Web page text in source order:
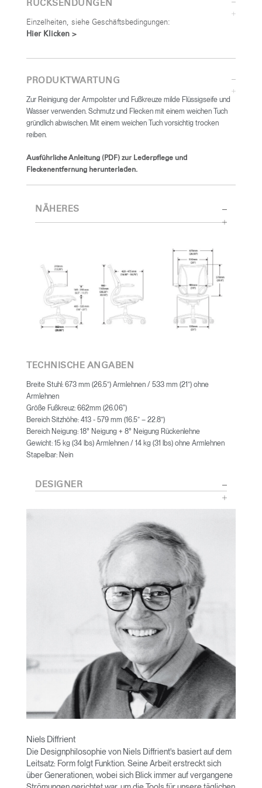
RÜCKSENDUNGEN
Einzelheiten, siehe Geschäftsbedingungen:
Hier Klicken >
PRODUKTWARTUNG
Zur Reinigung der Armpolster und Fußkreuze milde Flüssigseife und
Wasser verwenden. Schmutz und Flecken mit einem weichen Tuch
gründlich abwischen. Mit einem weichen Tuch vorsichtig trocken
reiben.
Ausführliche Anleitung (PDF) zur Lederpflege und
Fleckenentfernung herunterladen.
NÄHERES
TECHNISCHE ANGABEN
Breite Stuhl: 673 mm (26.5”) Armlehnen / 533 mm (21”) ohne
Armlehnen
Größe Fußkreuz: 662mm (26.06")
Bereich Sitzhöhe: 413 - 579 mm (16.5” – 22.8”)
Bereich Neigung: 18° Neigung + 8° Neigung Rückenlehne
Gewicht: 15 kg (34 lbs) Armlehnen / 14 kg (31 lbs) ohne Armlehnen
Stapelbar: Nein
DESIGNER
Niels Diffrient
Die Designphilosophie von Niels Diffrient's basiert auf dem
Leitsatz: Form folgt Funktion. Seine Arbeit erstreckt sich
über Generationen, wobei sich Blick immer auf vergangene